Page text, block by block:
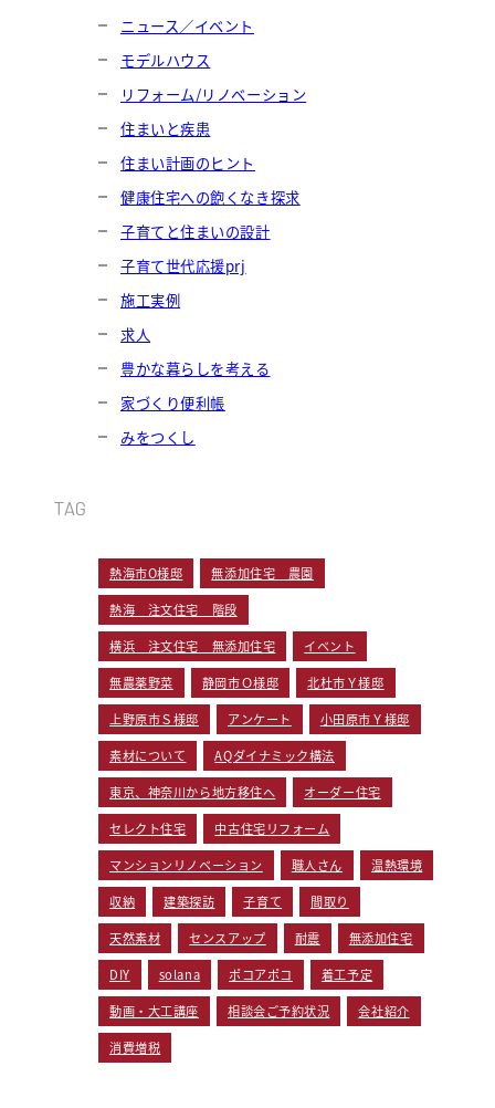
ニュース／イベント
モデルハウス
リフォーム/リノベーション
住まいと疾患
住まい計画のヒント
健康住宅への飽くなき探求
子育てと住まいの設計
子育て世代応援prj
施工実例
求人
豊かな暮らしを考える
家づくり便利帳
みをつくし
TAG
熱海市O様邸 無添加住宅 農園
熱海 注文住宅 階段
横浜 注文住宅 無添加住宅 イベント
無農薬野菜 静岡市Ｏ様邸 北杜市Ｙ様邸
上野原市Ｓ様邸 アンケート 小田原市Ｙ様邸
素材について AQダイナミック構法
東京、神奈川から地方移住へ オーダー住宅
セレクト住宅 中古住宅リフォーム
マンションリノベーション 職人さん 温熱環境
収納 建築探訪 子育て 間取り
天然素材 センスアップ 耐震 無添加住宅
DIY solana ポコアポコ 着工予定
動画・大工講座 相談会ご予約状況 会社紹介
消費増税